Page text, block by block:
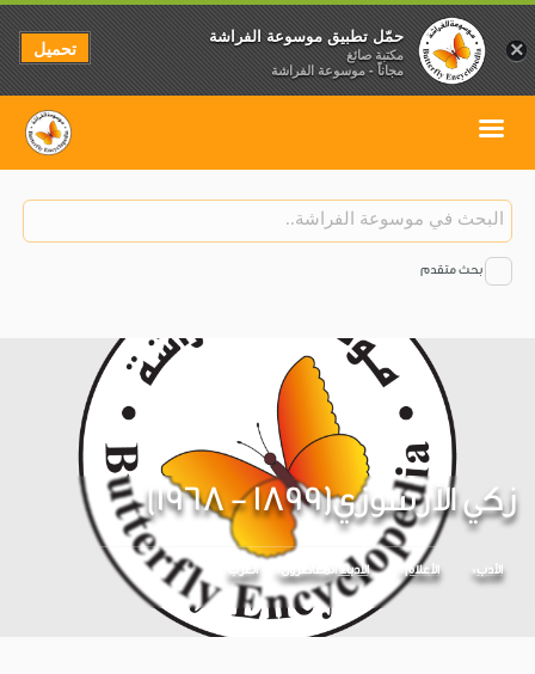
بحث متقدم
زكي الأرسوزي(1899 - 1968)
الأدب الأعلام الأدباء المعاصرون العرب
×
حمّل تطبيق موسوعة الفراشة
مكتبة صائغ
مجاناً - موسوعة الفراشة
تحميل